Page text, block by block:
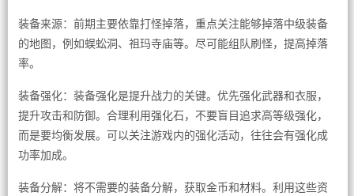
装备来源：前期主要依靠打怪掉落，重点关注能够掉落中级装备
的地图，例如蜈蚣洞、祖玛寺庙等。尽可能组队刷怪，提高掉落
率。
装备强化：装备强化是提升战力的关键。优先强化武器和衣服，
提升攻击和防御。合理利用强化石，不要盲目追求高等级强化，
而是要均衡发展。可以关注游戏内的强化活动，往往会有强化成
功率加成。
装备分解：将不需要的装备分解，获取金币和材料。利用这些资